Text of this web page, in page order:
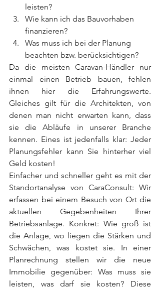
leisten?
Wie kann ich das Bauvorhaben
finanzieren?
Was muss ich bei der Planung
beachten bzw. berücksichtigen?
Da die meisten Caravan-Händler nur
einmal einen Betrieb bauen, fehlen
ihnen hier die Erfahrungswerte.
Gleiches gilt für die Architekten, von
denen man nicht erwarten kann, dass
sie die Abläufe in unserer Branche
kennen. Eines ist jedenfalls klar: Jeder
Planungsfehler kann Sie hinterher viel
Geld kosten!
Einfacher und schneller geht es mit der
Standortanalyse von CaraConsult: Wir
erfassen bei einem Besuch von Ort die
aktuellen Gegebenheiten Ihrer
Betriebsanlage. Konkret: Wie groß ist
die Anlage, wo liegen die Stärken und
Schwächen, was kostet sie. In einer
Planrechnung stellen wir die neue
Immobilie gegenüber: Was muss sie
leisten, was darf sie kosten? Diese